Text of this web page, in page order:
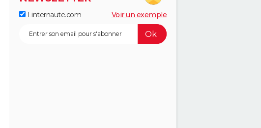
Linternaute.com Voir un exemple